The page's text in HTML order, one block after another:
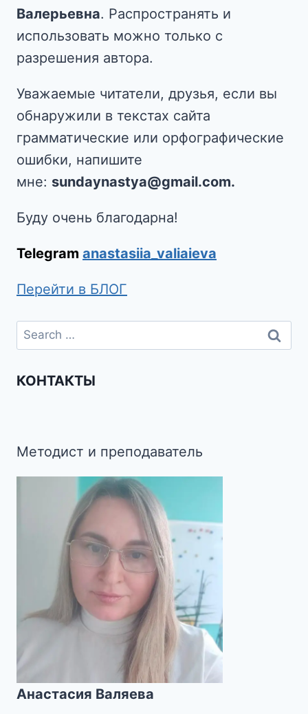
Валерьевна. Распространять и
использовать можно только с
разрешения автора.
Уважаемые читатели, друзья, если вы
обнаружили в текстах сайта
грамматические или орфографические
ошибки, напишите
мне: sundaynastya@gmail.com.
Буду очень благодарна!
Telegram anastasiia_valiaieva
Перейти в БЛОГ
КОНТАКТЫ
Методист и преподаватель
Анастасия Валяева